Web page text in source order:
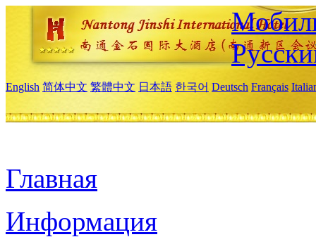
English 简体中文 繁體中文 日本語 한국어 Deutsch Français
Главная
Информация